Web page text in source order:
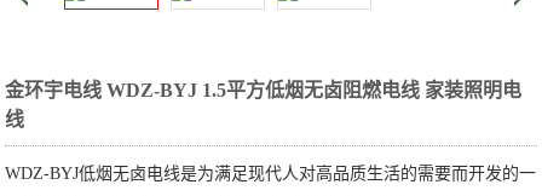
金环宇电线 WDZ-BYJ 1.5平方低烟无卤阻燃电线 家装照明电
线
WDZ-BYJ低烟无卤电线是为满足现代人对高品质生活的需要而开发的一